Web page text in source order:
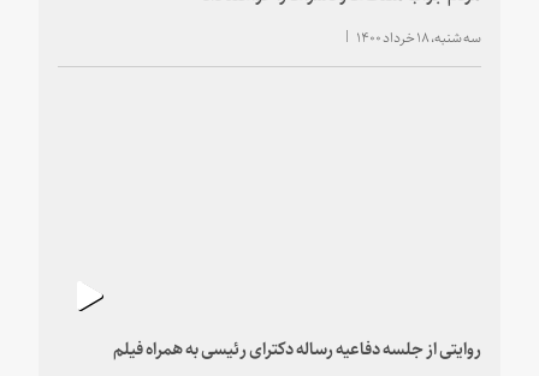
سه شنبه، ۱۸ خرداد ۱۴۰۰
روایتی از جلسه دفاعیه رساله دکترای رئیسی به همراه فیلم